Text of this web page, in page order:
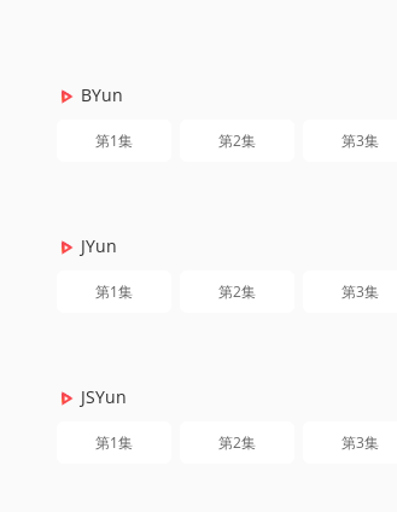
BYun
第1集 第2集 第3集
JYun
第1集 第2集 第3集
JSYun
第1集 第2集 第3集